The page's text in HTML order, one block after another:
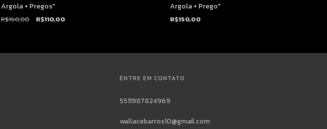
Argola + Pregos"
R$160,00 R$110,00
Argola + Prego"
R$150,00
ENTRE EM CONTATO
5511987824969
wallacebarros10@gmail.com